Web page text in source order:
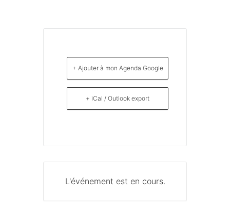
+ Ajouter à mon Agenda Google
+ iCal / Outlook export
L'événement est en cours.